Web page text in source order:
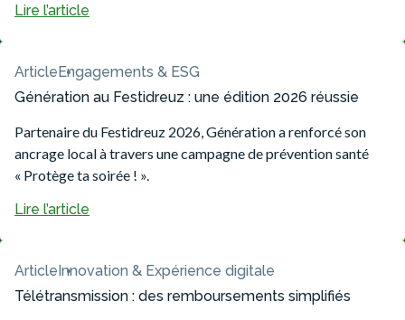
Lire l’article
ArticleEngagements & ESG
Génération au Festidreuz : une édition 2026 réussie
Partenaire du Festidreuz 2026, Génération a renforcé son
ancrage local à travers une campagne de prévention santé
« Protège ta soirée ! ».
Lire l’article
ArticleInnovation & Expérience digitale
Télétransmission : des remboursements simplifiés